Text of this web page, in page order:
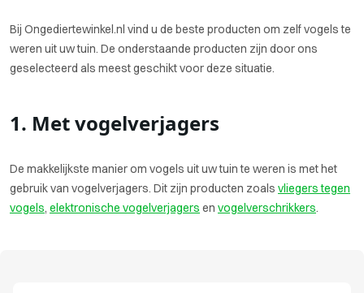
Bij Ongediertewinkel.nl vind u de beste producten om zelf vogels te
weren uit uw tuin. De onderstaande producten zijn door ons
geselecteerd als meest geschikt voor deze situatie.
1. Met vogelverjagers
De makkelijkste manier om vogels uit uw tuin te weren is met het
gebruik van vogelverjagers. Dit zijn producten zoals vliegers tegen
vogels, elektronische vogelverjagers en vogelverschrikkers.